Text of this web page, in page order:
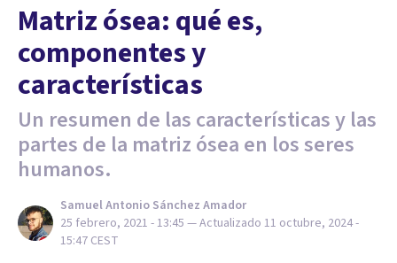
Matriz ósea: qué es,
componentes y
características
Un resumen de las características y las
partes de la matriz ósea en los seres
humanos.
Samuel Antonio Sánchez Amador
25 febrero, 2021 - 13:45 — Actualizado 11 octubre, 2024 -
15:47 CEST